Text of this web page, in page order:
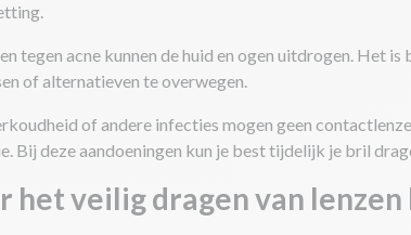
tegen acne kunnen de huid en ogen uitdrogen. Het
of alternatieven te overwegen.
of andere infecties mogen geen
deze aandoeningen kun je best tijdelijk je bril
veilig dragen van